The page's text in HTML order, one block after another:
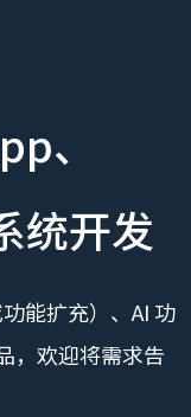
、
统开发
能扩充）、AI 功
，欢迎将需求告